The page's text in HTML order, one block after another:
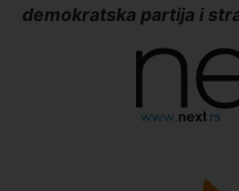
demokratska partija i